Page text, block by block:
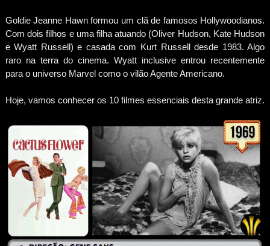
Goldie Jeanne Hawn formou um clã de famosos Hollywoodianos.
Com dois filhos e uma filha atuando (Oliver Hudson, Kate Hudson
e Wyatt Russell) e casada com Kurt Russell desde 1983. Algo
raro na terra do cinema. Wyatt inclusive entrou recentemente
para o universo Marvel como o vilão Agente Americano.
Hoje, vamos conhecer os 10 filmes essenciais desta grande atriz.